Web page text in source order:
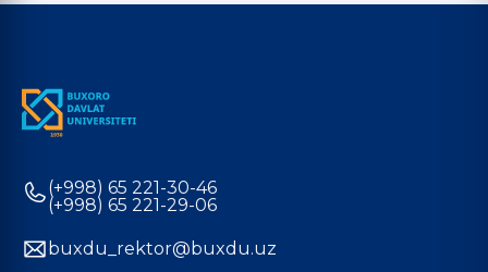
(+998) 65 221-30-46
(+998) 65 221-29-06
buxdu_rektor@buxdu.uz